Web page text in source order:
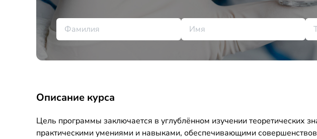
Описание курса
Цель программы заключается в углублённом изучении теоретических
практическими умениями и навыками, обеспечивающими